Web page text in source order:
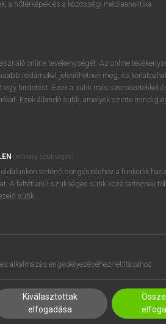
a hőtérképek és a közösségi médiaanalitika.
online tevékenységét. Az online
reklámokat jeleníthetnek meg, és
egy hirdetést. Ezek a sütik más szervezetekkel
Ezek állandó sütik, amelyek szinte mindig
(mindig szükséges)
történő böngészéshez,a funkciók
A feltétlenül szükséges sütik közé tartoznak
sütik.
alkalmazás engedélyezéséhez/letiltásához.
Kiválasztottak
elfogadása